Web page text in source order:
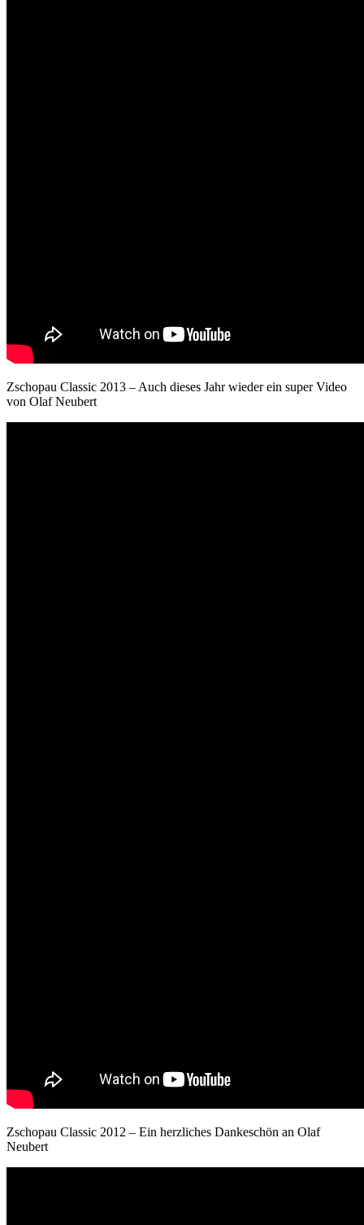
Zschopau Classic 2013 – Auch dieses Jahr wieder ein super Video
von Olaf Neubert
Zschopau Classic 2012 – Ein herzliches Dankeschön an Olaf
Neubert